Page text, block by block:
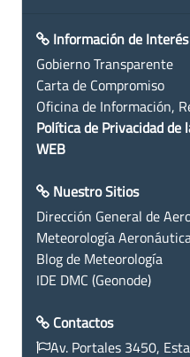
Información de Interés
Gobierno Transparente
Carta de Compromiso
Oficina de Información,
Política de Privacidad de
WEB
Nuestro Sitios
Dirección General de
Meteorología
Blog de Meteorología
IDE DMC (Geonode)
Contactos
Av. Portales 3450,